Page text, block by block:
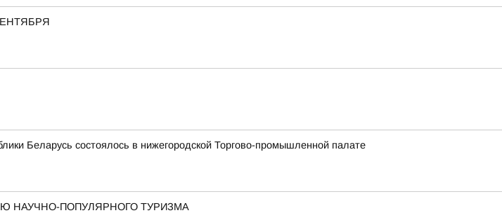
Беларусь состоялось в нижегородской Торгово-промышленной палате
НАУЧНО-ПОПУЛЯРНОГО ТУРИЗМА